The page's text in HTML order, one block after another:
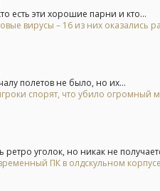
есть эти хорошие парни и кто...
вирусы – 16 из них оказались
полетов не было, но их...
игроки спорят, что убило
ретро уголок, но никак не
ПК в олдскульном